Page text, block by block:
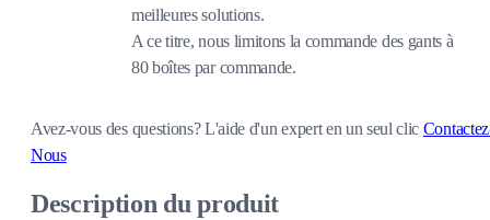
meilleures solutions.
A ce titre, nous limitons la commande des gants à
80 boîtes par commande.
Avez-vous des questions?L'aide d'un expert en un seul clic
Nous
Description du produit